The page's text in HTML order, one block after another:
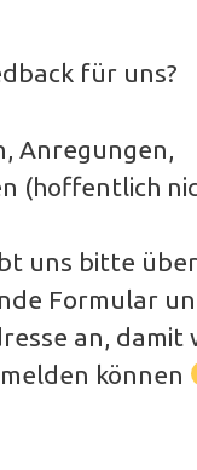
für uns?
Anregungen,
(hoffentlich
uns bitte
Formular
an, damit
können